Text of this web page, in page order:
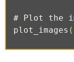
# Plot the
plot_images (